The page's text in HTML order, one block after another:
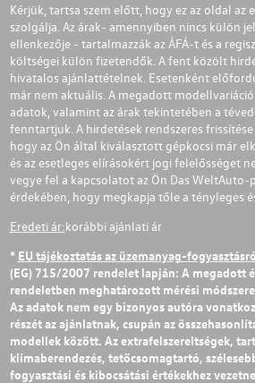
Kérjük, tartsa szem előtt, hogy ez az oldal az
szolgálja. Az árak- amennyiben nincs külön
ellenkezője - tartalmazzák az ÁFÁ-t és a
költségei külön fizetendők. A fent közölt
hivatalos ajánlattételnek. Esetenként
már nem aktuális. A megadott
adatok, valamint az árak tekintetében a
fenntartjuk. A hirdetések rendszeres
hogy az Ön által kiválasztott gépkocsi már
és az esetleges elírásokért jogi felelősséget
vegye fel a kapcsolatot az Ön Das
érdekében, hogy megkapja tőle a tényleges
Eredeti ár:korábbi ajánlati ár
* EU tájékoztatás az üzemanyag-
(EG) 715/2007 rendelet lapján: A megadott
rendeletben meghatározott mérési
Az adatok nem egy bizonyos autóra
részét az ajánlatnak, csupán az
modellek között. Az extrafelszereltségek,
klímaberendezés, tetőcsomagtartó,
fogyasztási és kibocsátási értékekhez